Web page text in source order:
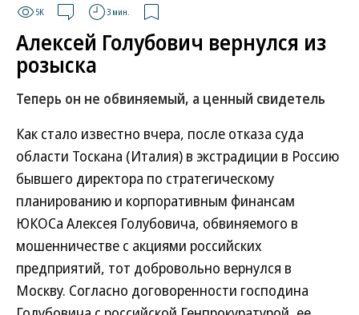
5K 3 мин.
Алексей Голубович вернулся из
розыска
Теперь он не обвиняемый, а ценный свидетель
Как стало известно вчера, после отказа суда
области Тоскана (Италия) в экстрадиции в Россию
бывшего директора по стратегическому
планированию и корпоративным финансам
ЮКОСа Алексея Голубовича, обвиняемого в
мошенничестве с акциями российских
предприятий, тот добровольно вернулся в
Москву. Согласно договоренности господина